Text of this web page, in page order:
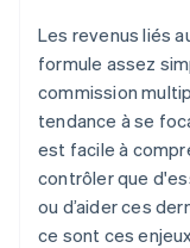
Les revenus liés
formule assez
commission
tendance à se
est facile à
contrôler que
ou d’aider ces
ce sont ces